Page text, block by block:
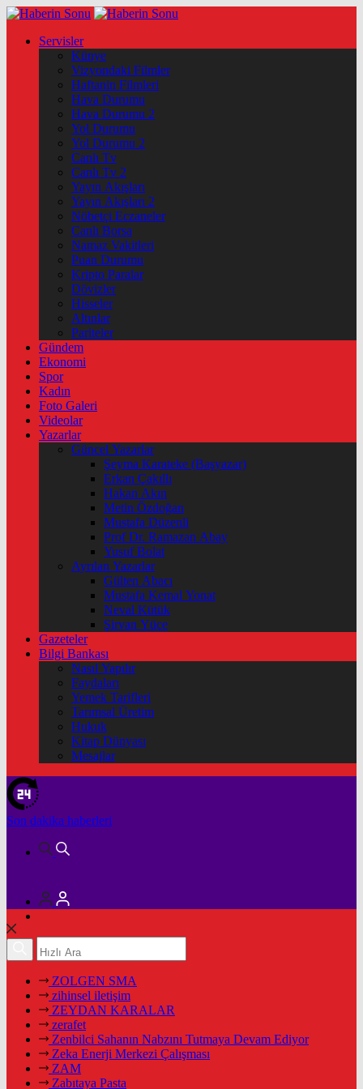
Servisler
Künye
Vizyondaki Filmler
Haftanin Filmleri
Hava Durumu
Hava Durumu 2
Yol Durumu
Yol Durumu 2
Canlı Tv
Canlı Tv 2
Yayın Akışları
Yayın Akışları 2
Nöbetçi Eczaneler
Canlı Borsa
Namaz Vakitleri
Puan Durumu
Kripto Paralar
Dövizler
Hisseler
Altınlar
Pariteler
Gündem
Ekonomi
Spor
Kadın
Foto Galeri
Videolar
Yazarlar
Güncel Yazarlar
Şeyma Karateke (Başyazar)
Erkan Çakıllı
Hakan Akın
Metin Özdoğan
Mustafa Düzenli
Prof Dr. Ramazan Abay
Yusuf Bolat
Ayrılan Yazarlar
Gülten Abacı
Mustafa Kemal Yonat
Neval Kütük
Şirvan Yüce
Gazeteler
Bilgi Bankası
Nasıl Yapılır
Faydaları
Yemek Tarifleri
Tarımsal Üretim
Hukuk
Kitap Dünyası
Mesajlar
Son dakika haberleri
ZOLGEN SMA
zihinsel iletişim
ZEYDAN KARALAR
zerafet
Zenbilci Sahanın Nabzını Tutmaya Devam Ediyor
Zeka Enerji Merkezi Çalışması
ZAM
Zabıtaya Pasta